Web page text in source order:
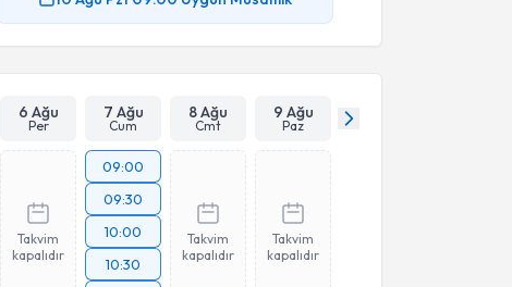
6 Ağu
Per
7 Ağu
Cum
8 Ağu
Cmt
9 Ağu
Paz
Takvim
kapalıdır
09:00
09:30
10:00
10:30
Takvim
kapalıdır
Takvim
kapalıdır